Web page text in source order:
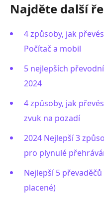
Najděte další
4 způsoby, jak
Počítač a mobil
5 nejlepších
2024
4 způsoby, jak
zvuk na pozadí
2024 Nejlepší 3
pro plynulé
Nejlepší 5
placené)